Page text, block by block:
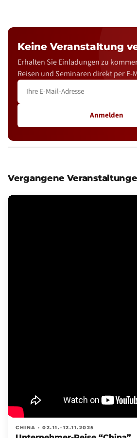
Keine Veranstaltung
Erhalten Sie Einladungen zu
Reisen und Seminaren direkt per E-
Anmelden
Vergangene
CHINA · 02.11.–12.11.2025